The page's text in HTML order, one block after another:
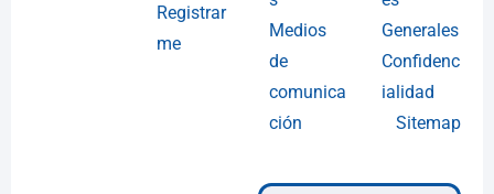
Registrar
me
Medios
de
comunica
ción
Generales
Confidenc
ialidad
Sitemap